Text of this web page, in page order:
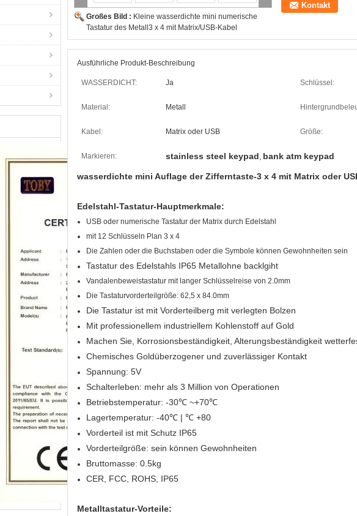
Großes Bild : Kleine wasserdichte mini numerische
Tastatur des Metall3 x 4 mit Matrix/USB-Kabel
Kontakt
Ausführliche Produkt-Beschreibung
WASSERDICHT: Ja Schlüssel:
Material: Metall
Kabel: Matrix oder USB Größe:
Markieren: stainless steel keypad, bank atm keypad
wasserdichte mini Auflage der Zifferntaste-3 x 4 mit Matrix oder
Edelstahl-Tastatur-Hauptmerkmale:
USB oder numerische Tastatur der Matrix durch Edelstahl
mit 12 Schlüsseln Plan 3 x 4
Die Zahlen oder die Buchstaben oder die Symbole können Gewohnheiten sein
Tastatur des Edelstahls IP65 Metallohne backlgiht
Vandalenbeweistastatur mit langer Schlüsselreise von 2.0mm
Die Tastaturvorderteilgröße: 62,5 x 84.0mm
Die Tastatur ist mit Vorderteilberg mit verlegten Bolzen
Mit professionellem industriellem Kohlenstoff auf Gold
Machen Sie, Korrosionsbeständigkeit, Alterungsbeständigkeit
Chemisches Goldüberzogener und zuverlässiger Kontakt
Spannung: 5V
Schalterleben: mehr als 3 Million von Operationen
Betriebstemperatur: -30℃ ~+70℃
Lagertemperatur: -40℃ | ℃ +80
Vorderteil ist mit Schutz IP65
Vorderteilgröße: sein können Gewohnheiten
Bruttomasse: 0.5kg
CER, FCC, ROHS, IP65
Metalltastatur-Vorteile: